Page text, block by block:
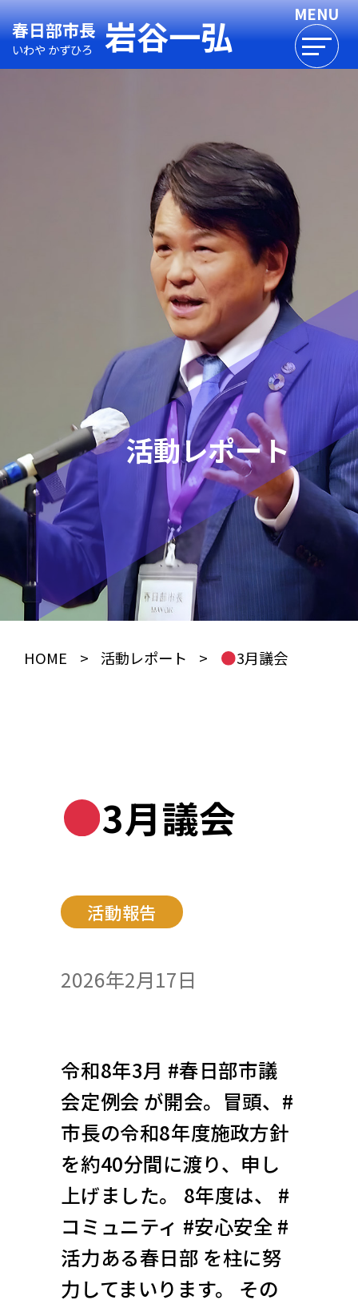
春日部市長
いわや かずひろ 岩谷一弘
活動レポート
HOME > 活動レポート > 3月議会
3月議会
活動報告
2026年2月17日
令和8年3月 #春日部市議
会定例会 が開会。冒頭、#
市長の令和8年度施政方針
を約40分間に渡り、申し
上げました。 8年度は、 #
コミュニティ #安心安全 #
活力ある春日部 を柱に努
力してまいります。 その